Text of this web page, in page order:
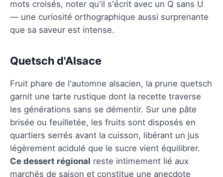
mots croisés, noter qu'il s'écrit avec un Q sans U
— une curiosité orthographique aussi surprenante
que sa saveur est intense.
Quetsch d'Alsace
Fruit phare de l'automne alsacien, la prune quetsch
garnit une tarte rustique dont la recette traverse
les générations sans se démentir. Sur une pâte
brisée ou feuilletée, les fruits sont disposés en
quartiers serrés avant la cuisson, libérant un jus
légèrement acidulé que le sucre vient équilibrer.
Ce dessert régional reste intimement lié aux
marchés de saison et constitue une anecdote